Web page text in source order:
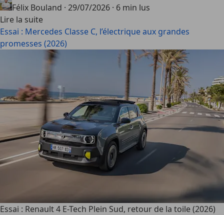
Félix Bouland · 29/07/2026 · 6 min lus
Lire la suite
Essai : Mercedes Classe C, l’électrique aux grandes
promesses (2026)
Essai : Renault 4 E-Tech Plein Sud, retour de la toile (2026)